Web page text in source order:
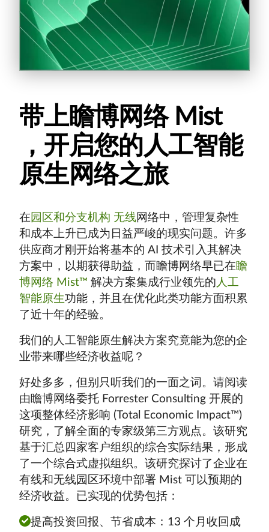
带上瞻博网络 Mist
，开启您的人工智能
原生网络之旅
在 园区和分支机构 无线网络中，管理复杂性
和成本上升已成为日益严峻的现实问题。许多
供应商才刚开始将基本的 AI 技术引入其解决
方案中，以期获得助益，而瞻博网络早已在瞻
博网络 Mist™ 解决方案集成行业领先的 人工
智能原生功能，并且在优化此类功能方面积累
了近十年的经验。
我们的人工智能原生解决方案究竟能为您的企
业带来哪些经济收益呢？
好处多多，但别只听我们的一面之词。请阅读
由瞻博网络委托 Forrester Consulting 开展的
这项整体经济影响 (Total Economic Impact™)
研究，了解全面的专家级第三方观点。该研究
基于汇总四家客户组织的综合实际结果，形成
了一个综合式虚拟组织。该研究探讨了企业在
有线和无线园区环境中部署 Mist 可以预期的
经济收益。已实现的优势包括：
提高投资回报、节省成本：13 个月收回成